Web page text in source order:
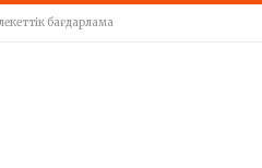
бағдарлама